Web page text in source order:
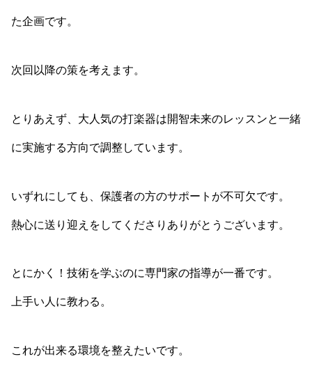
た企画です。
次回以降の策を考えます。
とりあえず、大人気の打楽器は開智未来のレッスンと一緒
に実施する方向で調整しています。
いずれにしても、保護者の方のサポートが不可欠です。
熱心に送り迎えをしてくださりありがとうございます。
とにかく！技術を学ぶのに専門家の指導が一番です。
上手い人に教わる。
これが出来る環境を整えたいです。